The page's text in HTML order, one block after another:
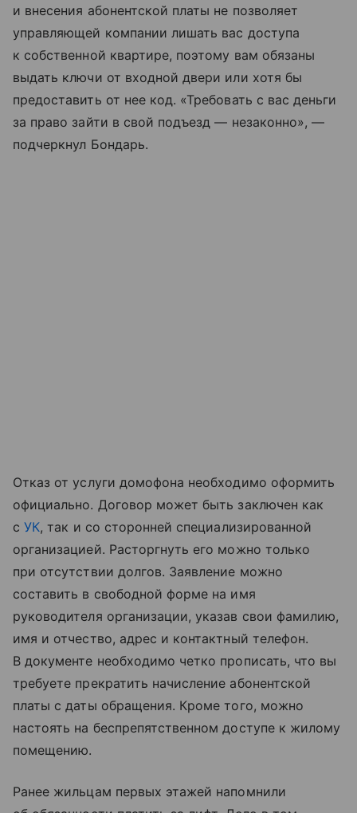
и внесения абонентской платы не позволяет
управляющей компании лишать вас доступа
к собственной квартире, поэтому вам обязаны
выдать ключи от входной двери или хотя бы
предоставить от нее код. «Требовать с вас деньги
за право зайти в свой подъезд — незаконно», —
подчеркнул Бондарь.
Отказ от услуги домофона необходимо оформить
официально. Договор может быть заключен как
сУК, так и со сторонней специализированной
организацией. Расторгнуть его можно только
при отсутствии долгов. Заявление можно
составить в свободной форме на имя
руководителя организации, указав свои фамилию,
имя и отчество, адрес и контактный телефон.
В документе необходимо четко прописать, что вы
требуете прекратить начисление абонентской
платы с даты обращения. Кроме того, можно
настоять на беспрепятственном доступе к жилому
помещению.
Ранее жильцам первых этажей напомнили